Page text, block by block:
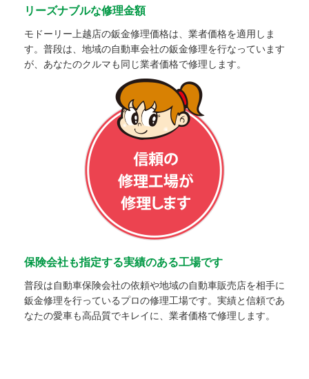
リーズナブルな修理金額
モドーリー上越店の鈑金修理価格は、業者価格を適用しま
す。普段は、地域の自動車会社の鈑金修理を行なっています
が、あなたのクルマも同じ業者価格で修理します。
保険会社も指定する実績のある工場です
普段は自動車保険会社の依頼や地域の自動車販売店を相手に
鈑金修理を行っているプロの修理工場です。実績と信頼であ
なたの愛車も高品質でキレイに、業者価格で修理します。